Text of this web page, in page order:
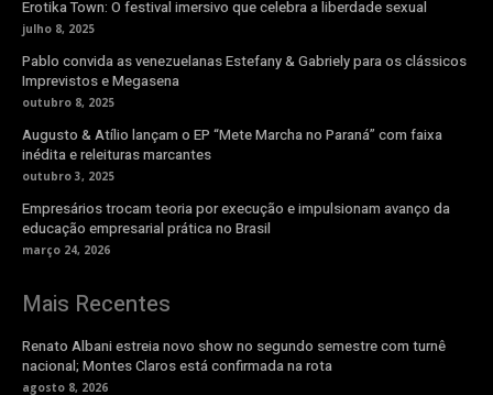
Erotika Town: O festival imersivo que celebra a liberdade sexual
julho 8, 2025
Pablo convida as venezuelanas Estefany & Gabriely para os clássicos
Imprevistos e Megasena
outubro 8, 2025
Augusto & Atílio lançam o EP “Mete Marcha no Paraná” com faixa
inédita e releituras marcantes
outubro 3, 2025
Empresários trocam teoria por execução e impulsionam avanço da
educação empresarial prática no Brasil
março 24, 2026
Mais Recentes
Renato Albani estreia novo show no segundo semestre com turnê
nacional; Montes Claros está confirmada na rota
agosto 8, 2026